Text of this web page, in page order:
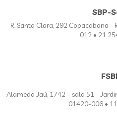
SBP-
R. Santa Clara, 292 Copacabana -
012 • 21
Alameda Jaú, 1742 – sala 51 -
01420-006 •